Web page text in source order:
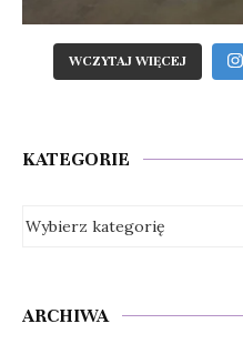
WCZYTAJ WIĘCEJ
KATEGORIE
ARCHIWA